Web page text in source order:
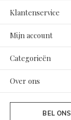
Klantenservice
Mijn account
Categorieën
Over ons
BEL ONS